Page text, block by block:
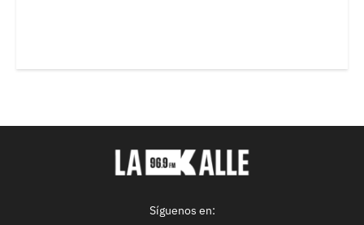
Síguenos en: